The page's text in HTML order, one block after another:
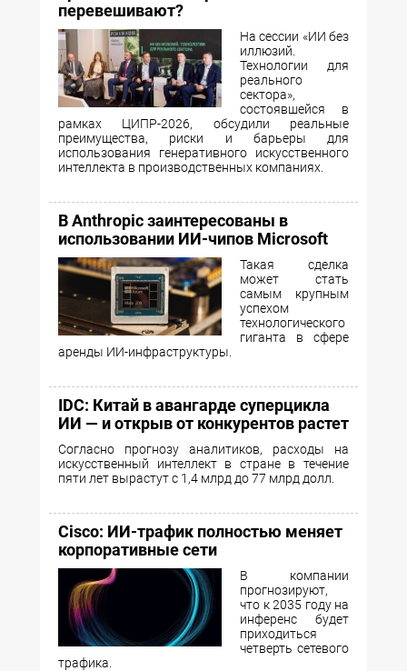
перевешивают?
На сессии «ИИ без
иллюзий.
Технологии для
реального
сектора»,
состоявшейся в
рамках ЦИПР-2026, обсудили реальные
преимущества, риски и барьеры для
использования генеративного искусственного
интеллекта в производственных компаниях.
В Anthropic заинтересованы в
использовании ИИ-чипов Microsoft
Такая сделка
может стать
самым крупным
успехом
технологического
гиганта в сфере
аренды ИИ-инфраструктуры.
IDC: Китай в авангарде суперцикла
ИИ — и открыв от конкурентов растет
Согласно прогнозу аналитиков, расходы на
искусственный интеллект в стране в течение
пяти лет вырастут с 1,4 млрд до 77 млрд долл.
Cisco: ИИ-трафик полностью меняет
корпоративные сети
В компании
прогнозируют,
что к 2035 году на
инференс будет
приходиться
четверть сетевого
трафика.